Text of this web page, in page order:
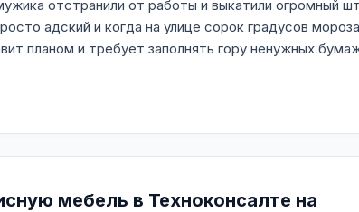
отстранили от работы и выкатили огромный
адский и когда на улице сорок градусов
планом и требует заполнять гору ненужных
мебель в Техноконсалте на